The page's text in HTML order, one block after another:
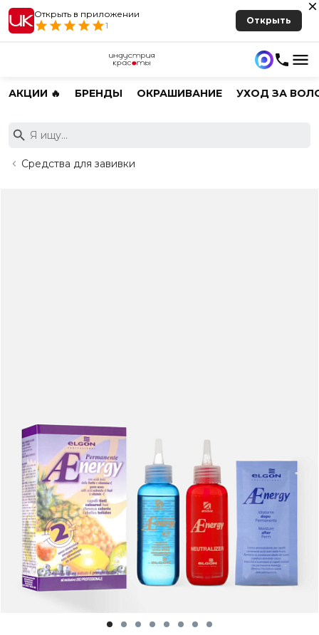
Открыть в приложении
1
Открыть
АКЦИИ 🔥 БРЕНДЫ ОКРАШИВАНИЕ УХОД ЗА
Средства для завивки